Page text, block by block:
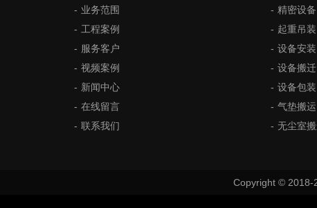
业务范围
工程案例
服务客户
视频案例
新闻中心
在线留言
联系我们
精密设备
起重吊装
设备安装
设备搬迁
设备包装
气垫搬运
无尘室
Copyright © 2018-